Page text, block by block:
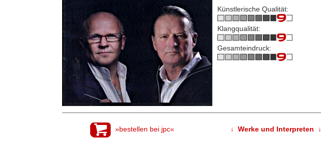
Künstlerische Qualität:
Klangqualität:
Gesamteindruck:
»bestellen bei jpc« ↓ Werke und Interpreten ↓